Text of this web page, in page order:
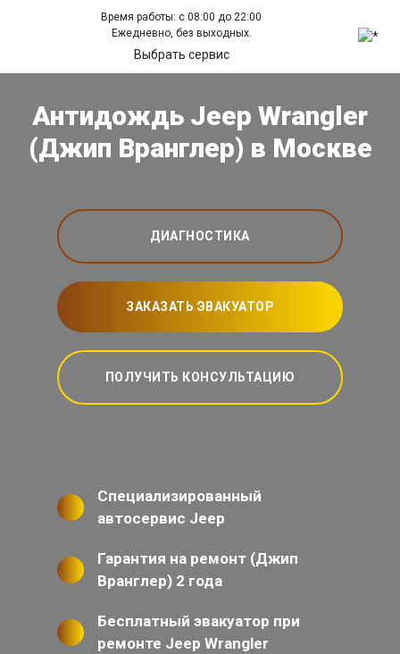
Время работы: с 08:00 до 22:00
Ежедневно, без выходных.
Выбрать сервис
Антидождь Jeep Wrangler
(Джип Вранглер) в Москве
ДИАГНОСТИКА
ЗАКАЗАТЬ ЭВАКУАТОР
ПОЛУЧИТЬ КОНСУЛЬТАЦИЮ
Специализированный
автосервис Jeep
Гарантия на ремонт (Джип
Вранглер) 2 года
Бесплатный эвакуатор при
ремонте Jeep Wrangler